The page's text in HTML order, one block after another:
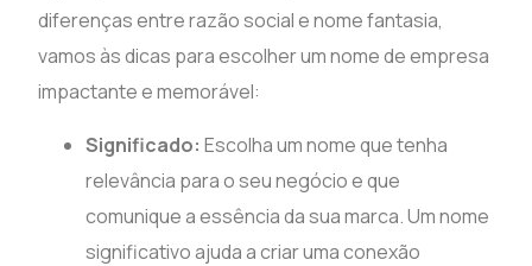
diferenças entre razão social e nome fantasia,
vamos às dicas para escolher um nome de empresa
impactante e memorável:
Significado: Escolha um nome que tenha
relevância para o seu negócio e que
comunique a essência da sua marca. Um nome
significativo ajuda a criar uma conexão